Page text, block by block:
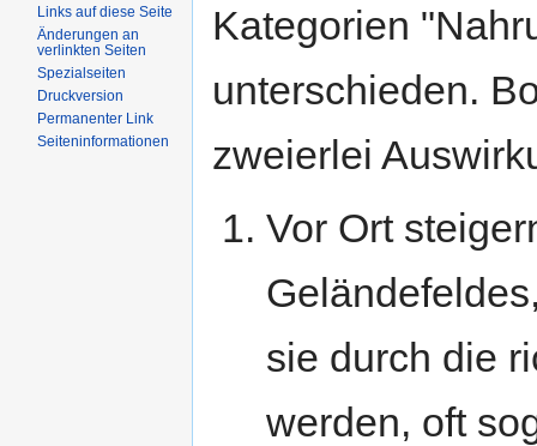
Kategorien
unterschieden.
zweierlei
Vor Ort
sie durch die
werden, oft
Links auf diese Seite
Änderungen an
verlinkten Seiten
Spezialseiten
Druckversion
Permanenter Link
Seiten­informationen